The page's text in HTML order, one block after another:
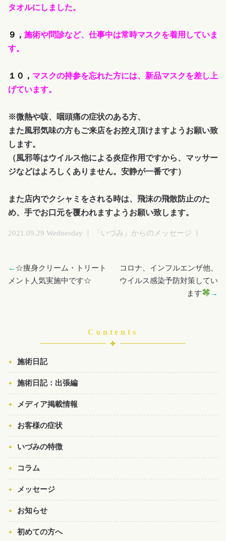
タオルにしました。
９， 施術や問診など、仕事中は常時マスクを着用していま
す。
１０， マスクの持参を忘れた方には、新品マスクを差し上
げています。
※微熱や咳、咽頭痛の症状のある方、
また風邪気味の方もご来店をお控え頂けますようお願い致
します。
（風邪等はウイルス他による炎症作用ですから、マッサー
ジなどはよろしくありません。安静が一番です）
また店内でクシャミをされる時は、飛沫の飛散防止のた
め、手でお口元を覆われますようお願い致します。
2021.09.29 Wednesday 「いづみ」からのメッセージ
← ☆痩身クリーム・トリート
メント人気実施中です☆
コロナ、インフルエンザ他、
ウイルス感染予防対策してい
ます
→
Contents
施術日記
施術日記：出張編
メディア掲載情報
お客様の症状
いづみの特徴
コラム
メッセージ
お知らせ
初めての方へ